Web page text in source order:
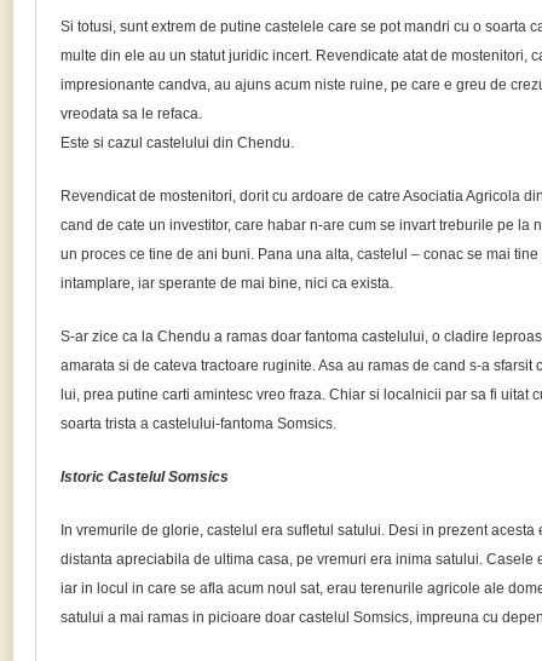
Si totusi, sunt extrem de putine castelele care se pot mandri cu o soarta
multe din ele au un statut juridic incert. Revendicate atat de mostenitori,
impresionante candva, au ajuns acum niste ruine, pe care e greu de
vreodata sa le refaca.
Este si cazul castelului din Chendu.
Revendicat de mostenitori, dorit cu ardoare de catre Asociatia Agricola
cand de cate un investitor, care habar n-are cum se invart treburile pe la
un proces ce tine de ani buni. Pana una alta, castelul – conac se mai
intamplare, iar sperante de mai bine, nici ca exista.
S-ar zice ca la Chendu a ramas doar fantoma castelului, o cladire
amarata si de cateva tractoare ruginite. Asa au ramas de cand s-a sfarsit
lui, prea putine carti amintesc vreo fraza. Chiar si localnicii par sa fi uitat
soarta trista a castelului-fantoma Somsics.
Istoric Castelul Somsics
In vremurile de glorie, castelul era sufletul satului. Desi in prezent acesta
distanta apreciabila de ultima casa, pe vremuri era inima satului. Casele
iar in locul in care se afla acum noul sat, erau terenurile agricole ale
satului a mai ramas in picioare doar castelul Somsics, impreuna cu